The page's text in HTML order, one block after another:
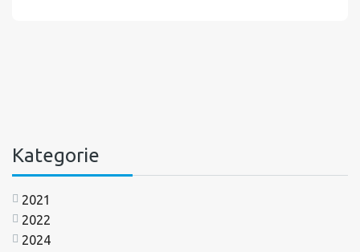
Kategorie
2021
2022
2024